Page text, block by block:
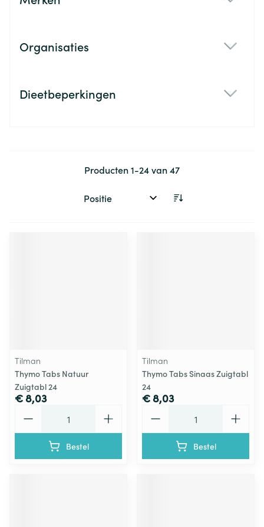
Organisaties
Dieetbeperkingen
Producten1-24van47
Sorteer op:
Tilman
Thymo Tabs Natuur
Zuigtabl 24
€ 8,03
Bestel
Tilman
Thymo Tabs Sinaas Zuigtabl
24
€ 8,03
Bestel